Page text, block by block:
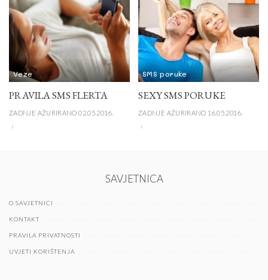
Veze
PRAVILA SMS FLERTA
ZADNJE AŽURIRANO 02.05.2016.
SMS poruke
SEXY SMS PORUKE
ZADNJE AŽURIRANO 16.05.2016.
SAVJETNICA
O SAVJETNICI
KONTAKT
PRAVILA PRIVATNOSTI
UVJETI KORIŠTENJA